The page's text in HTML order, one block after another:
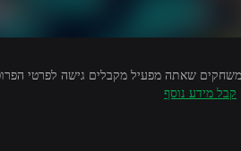
קבל מידע נוסף